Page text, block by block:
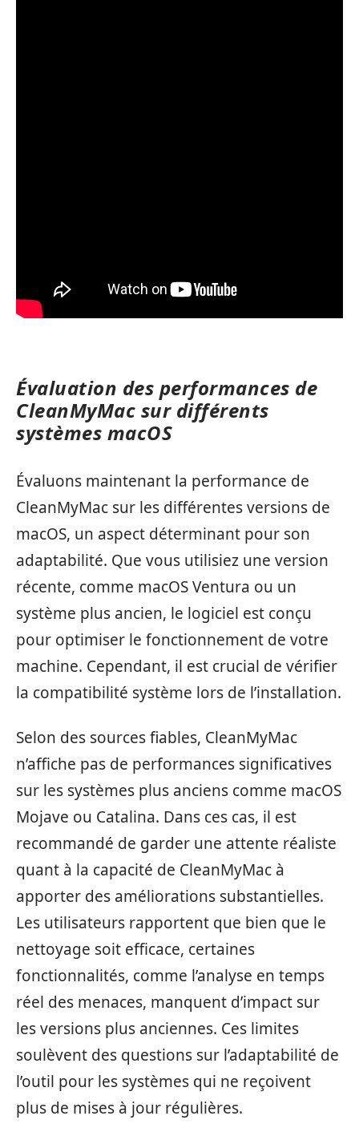
Évaluation des performances de
CleanMyMac sur différents
systèmes macOS
Évaluons maintenant la performance de
CleanMyMac sur les différentes versions de
macOS, un aspect déterminant pour son
adaptabilité. Que vous utilisiez une version
récente, comme macOS Ventura ou un
système plus ancien, le logiciel est conçu
pour optimiser le fonctionnement de votre
machine. Cependant, il est crucial de vérifier
la compatibilité système lors de l’installation.
Selon des sources fiables, CleanMyMac
n’affiche pas de performances significatives
sur les systèmes plus anciens comme macOS
Mojave ou Catalina. Dans ces cas, il est
recommandé de garder une attente réaliste
quant à la capacité de CleanMyMac à
apporter des améliorations substantielles.
Les utilisateurs rapportent que bien que le
nettoyage soit efficace, certaines
fonctionnalités, comme l’analyse en temps
réel des menaces, manquent d’impact sur
les versions plus anciennes. Ces limites
soulèvent des questions sur l’adaptabilité de
l’outil pour les systèmes qui ne reçoivent
plus de mises à jour régulières.